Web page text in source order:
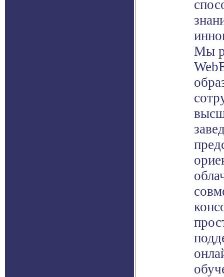
Мы